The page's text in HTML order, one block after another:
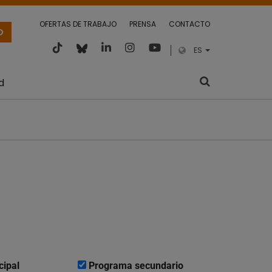
OFERTAS DE TRABAJO PRENSA CONTACTO
ES
Programa secundario